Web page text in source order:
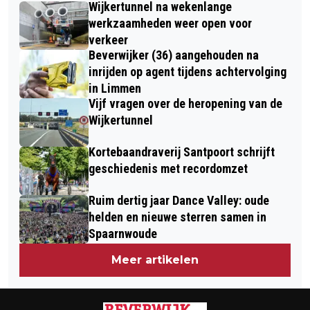
WINNEN PUBLIEKSPRIJS
'ANDERSTALIGEN OPLEIDEN IN DE
ZORG'
Wijkertunnel na wekenlange
werkzaamheden weer open voor
verkeer
Beverwijker (36) aangehouden na
inrijden op agent tijdens achtervolging
in Limmen
Vijf vragen over de heropening van de
Wijkertunnel
Kortebaandraverij Santpoort schrijft
geschiedenis met recordomzet
Ruim dertig jaar Dance Valley: oude
helden en nieuwe sterren samen in
Spaarnwoude
Meer artikelen